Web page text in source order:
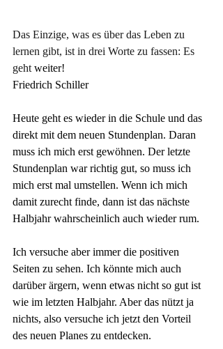
Das Einzige, was es über das Leben zu
lernen gibt, ist in drei Worte zu fassen: Es
geht weiter!
Friedrich Schiller
Heute geht es wieder in die Schule und das
direkt mit dem neuen Stundenplan. Daran
muss ich mich erst gewöhnen. Der letzte
Stundenplan war richtig gut, so muss ich
mich erst mal umstellen. Wenn ich mich
damit zurecht finde, dann ist das nächste
Halbjahr wahrscheinlich auch wieder rum.
Ich versuche aber immer die positiven
Seiten zu sehen. Ich könnte mich auch
darüber ärgern, wenn etwas nicht so gut ist
wie im letzten Halbjahr. Aber das nützt ja
nichts, also versuche ich jetzt den Vorteil
des neuen Planes zu entdecken.